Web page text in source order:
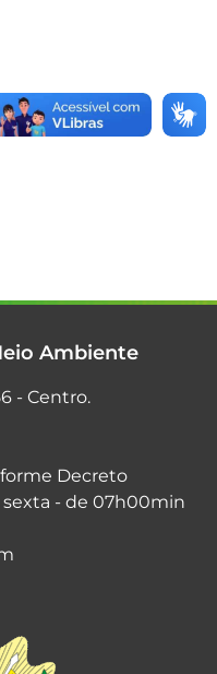
Ambiente
- Centro.
Decreto
- de 07h00min